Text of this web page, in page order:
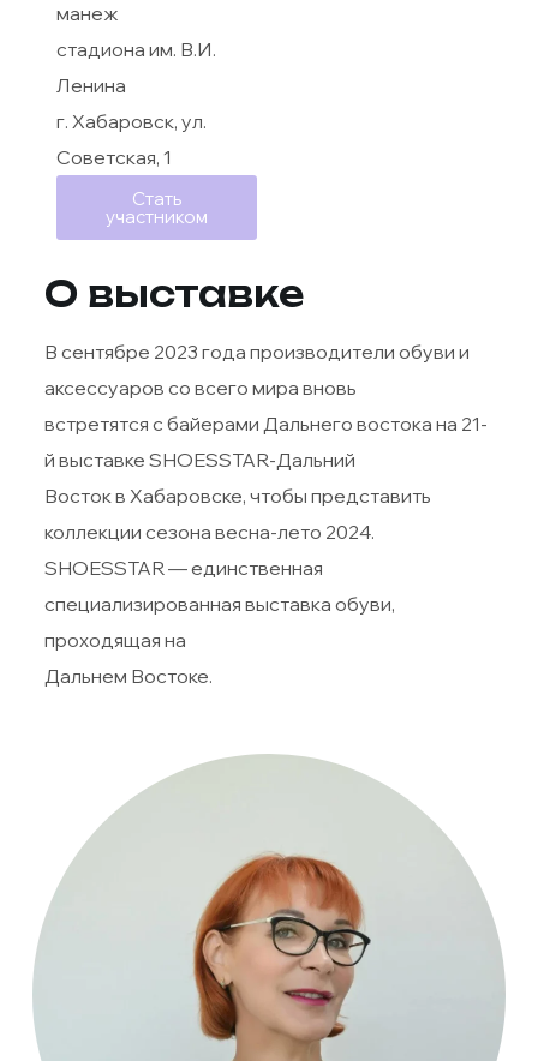
манеж
стадиона им. В.И.
Ленина
г. Хабаровск, ул.
Советская, 1
Стать
участником
О выставке
В сентябре 2023 года производители обуви и
аксессуаров со всего мира вновь
встретятся с байерами Дальнего востока на 21-
й выставке SHOESSTAR-Дальний
Восток в Хабаровске, чтобы представить
коллекции сезона весна-лето 2024.
SHOESSTAR — единственная
специализированная выставка обуви,
проходящая на
Дальнем Востоке.